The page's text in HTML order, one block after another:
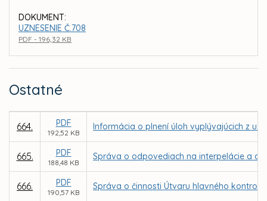
DOKUMENT:
UZNESENIE Č.708
PDF - 196,32 KB
Ostatné
664. PDF
192,52 KB
Informácia o plnení úloh vyplývajúcich z
665. PDF
188,48 KB
Správa o odpovediach na interpelácie a
666. PDF
190,57 KB
Správa o činnosti Útvaru hlavného